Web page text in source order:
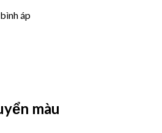
áp
màu